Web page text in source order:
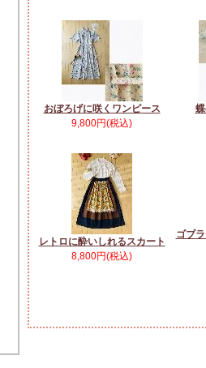
おぼろげに咲くワンピース
9,800円(税込)
レトロに酔いしれるスカート
8,800円(税込)
ゴブ